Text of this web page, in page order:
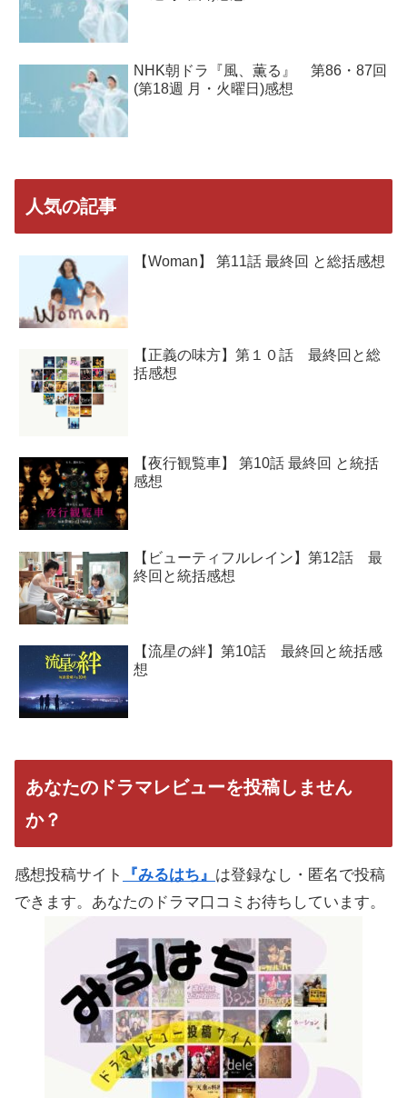
NHK朝ドラ『風、薫る』 第86・87回
(第18週 月・火曜日)感想
人気の記事
【Woman】 第11話 最終回 と総括感想
【正義の味方】第１０話 最終回と総
括感想
【夜行観覧車】 第10話 最終回 と統括
感想
【ビューティフルレイン】第12話 最
終回と統括感想
【流星の絆】第10話 最終回と統括感
想
あなたのドラマレビューを投稿しません
か？
感想投稿サイト 『みるはち』 は登録なし・匿名で投稿
できます。あなたのドラマ口コミお待ちしています。